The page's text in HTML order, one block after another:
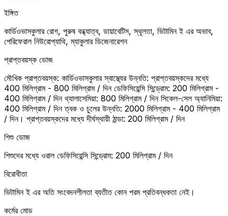
ইঙ্গিত
কার্ডিওভাসকুলার রোগ, পুরুষ বন্ধ্যাত্ব, ডায়াবেটিস, স্থূলতা, ভিটামিন ই এর অভাব,
পেরিফেরাল নিউরোপ্যাথি, ম্যাকুলার ডিজেনারেশন
প্রাপ্তবয়স্ক ডোজ
মৌখিক প্রাপ্তবয়স্ক: কার্ডিওভাসকুলার স্বাস্থ্যের উন্নতি: প্রাপ্তবয়স্কদের মধ্যে
400 মিলিগ্রাম - 800 মিলিগ্রাম / দিন ডেফিসিয়েন্সি সিন্ড্রোম: 200 মিলিগ্রাম -
400 মিলিগ্রাম / দিন থ্যালাসেমিয়া: 800 মিলিগ্রাম / দিন সিকেল-সেল অ্যানিমিয়া:
400 মিলিগ্রাম / দিন ত্বক ও চুলের উন্নতি: 2000 মিলিগ্রাম - 400 মিলিগ্রাম
/ দিন। প্রাপ্তবয়স্কদের মধ্যে দীর্ঘস্থায়ী ঠান্ডা: 200 মিলিগ্রাম / দিন
শিশু ডোজ
শিশুদের মধ্যে ওরাল ডেফিসিয়েন্সি সিন্ড্রোম: 200 মিলিগ্রাম / দিন
বিরোধীতা
ভিটামিন ই এর অতি সংবেদনশীলতা ব্যতীত কোন পরম প্রতিবন্ধকতা নেই।
কর্মের মোড